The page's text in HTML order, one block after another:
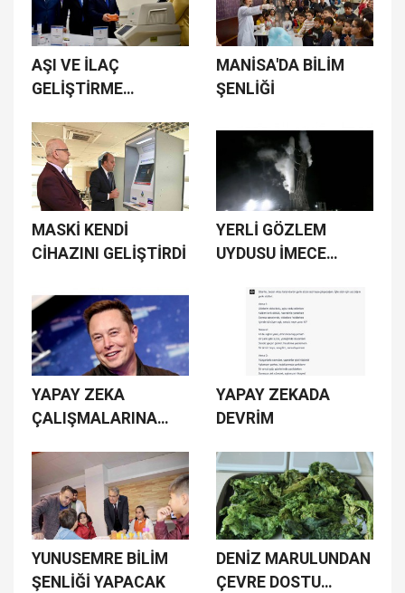
AŞI VE İLAÇ
GELİŞTİRME
MANİSA'DA BİLİM
ŞENLİĞİ
MASKİ KENDİ
CİHAZINI GELİŞTİRDİ
YERLİ GÖZLEM
UYDUSU İMECE
YAPAY ZEKA
ÇALIŞMALARINA
YAPAY ZEKADA
DEVRİM
YUNUSEMRE BİLİM
ŞENLİĞİ YAPACAK
DENİZ MARULUNDAN
ÇEVRE DOSTU